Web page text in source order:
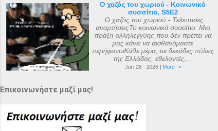
Ο χαζός του χωριού - Κοινωνικό
συσσίτιο, S5E2
Ο χαζός του χωριού - Τελευταίες
αναρτήσειςΤο κοινωνικό συσσίτιο: Μια
πράξη αλληλεγγύης που δεν πρέπει να
μας κάνει να αισθανόμαστε
περήφανοιΚάθε μέρα, σε δεκάδες πόλεις
της Ελλάδας, εθελοντές,...
Jun-26 - 2026 | More ->
Επικοινωνήστε μαζί μας!